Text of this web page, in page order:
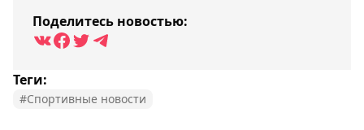
Поделитесь новостью:
Теги:
#Спортивные новости